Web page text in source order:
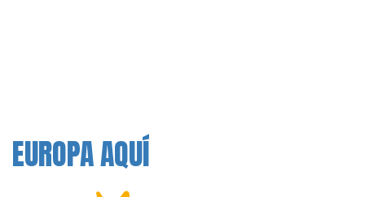
EUROPA AQUÍ